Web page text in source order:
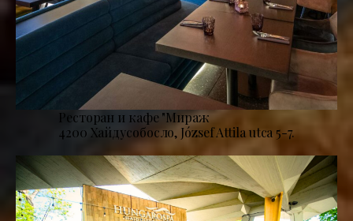
Ресторан и кафе "Мираж
4200 Хайдусобосло, József Attila utca 5-7.